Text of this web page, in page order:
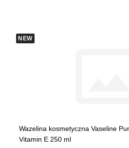
NEW
Wazelina kosmetyczna Vaseline
Vitamin E 250 ml